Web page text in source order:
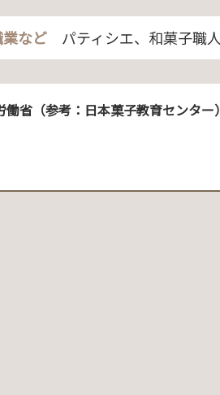
など パティシエ、和菓子職人
省（参考：日本菓子教育センター）